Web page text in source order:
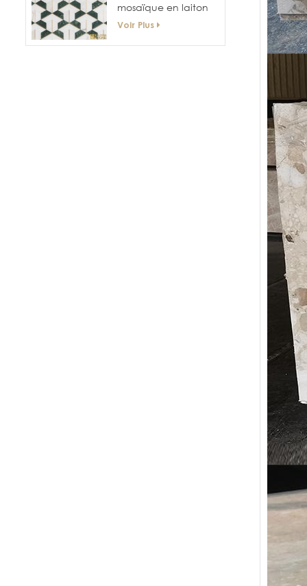
mosaïque en laiton
géométrique mixte
Voir Plus